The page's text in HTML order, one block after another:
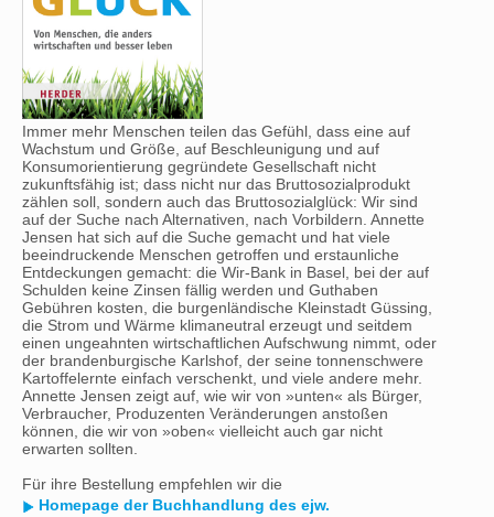
Immer mehr Menschen teilen das Gefühl, dass eine auf
Wachstum und Größe, auf Beschleunigung und auf
Konsumorientierung gegründete Gesellschaft nicht
zukunftsfähig ist; dass nicht nur das Bruttosozialprodukt
zählen soll, sondern auch das Bruttosozialglück: Wir sind
auf der Suche nach Alternativen, nach Vorbildern. Annette
Jensen hat sich auf die Suche gemacht und hat viele
beeindruckende Menschen getroffen und erstaunliche
Entdeckungen gemacht: die Wir-Bank in Basel, bei der auf
Schulden keine Zinsen fällig werden und Guthaben
Gebühren kosten, die burgenländische Kleinstadt Güssing,
die Strom und Wärme klimaneutral erzeugt und seitdem
einen ungeahnten wirtschaftlichen Aufschwung nimmt, oder
der brandenburgische Karlshof, der seine tonnenschwere
Kartoffelernte einfach verschenkt, und viele andere mehr.
Annette Jensen zeigt auf, wie wir von »unten« als Bürger,
Verbraucher, Produzenten Veränderungen anstoßen
können, die wir von »oben« vielleicht auch gar nicht
erwarten sollten.
Für ihre Bestellung empfehlen wir die
Homepage der Buchhandlung des ejw.